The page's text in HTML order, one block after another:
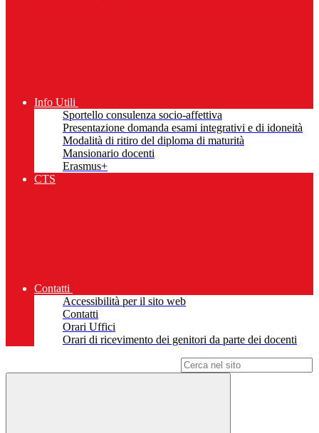
Info Utili
Sportello consulenza socio-affettiva
Presentazione domanda esami integrativi e di idoneità
Modalità di ritiro del diploma di maturità
Mansionario docenti
Erasmus+
CTS
Contatti
Accessibilità per il sito web
Contatti
Orari Uffici
Orari di ricevimento dei genitori da parte dei docenti